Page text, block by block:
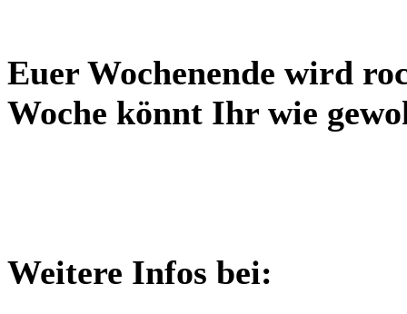
Euer Wochenende wird
Woche könnt Ihr wie
Weitere Infos bei: